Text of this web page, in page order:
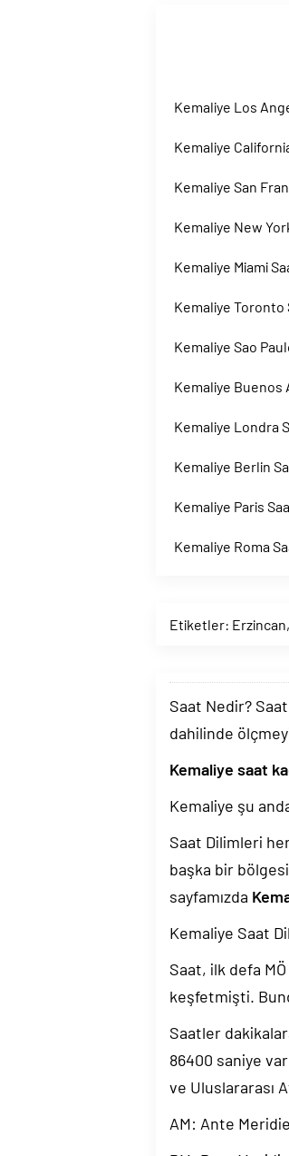
Kemaliye Los
Kemaliye
Kemaliye San
Kemaliye New
Kemaliye Miami
Kemaliye Toronto
Kemaliye Sao
Kemaliye Buenos
Kemaliye Londra
Kemaliye Berlin
Kemaliye Paris
Kemaliye Roma
Etiketler: Erzincan,
Saat Nedir?
dahilinde
Kemaliye saat
Kemaliye şu
Saat Dilimleri
başka bir
sayfamızda
Kemaliye Saat
Saat, ilk defa
keşfetmişti.
Saatler
86400 saniye
ve Uluslararası
AM: Ante